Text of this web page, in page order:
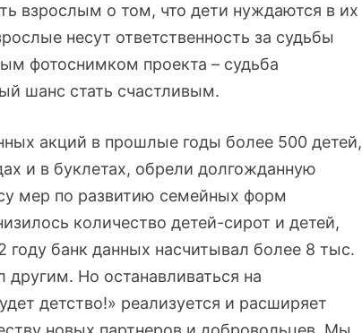
взрослым о том, что дети нуждаются в их
несут ответственность за судьбы
фотоснимком проекта – судьба
шанс стать счастливым.
акций в прошлые годы более 500 детей,
и в буклетах, обрели долгожданную
мер по развитию семейных форм
количество детей-сирот и детей,
году банк данных насчитывал более 8 тыс.
другим. Но останавливаться на
детство!» реализуется и расширяет